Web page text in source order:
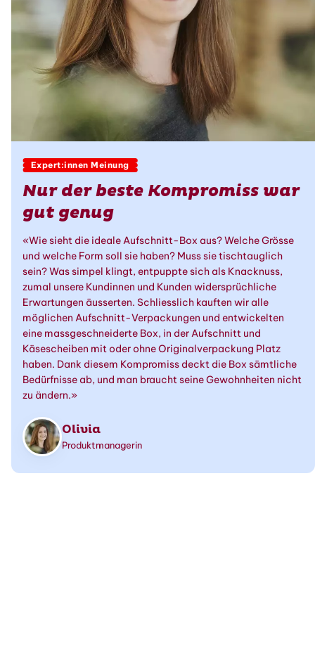
Expert:innen Meinung
Nur der beste Kompromiss war
gut genug
«Wie sieht die ideale Aufschnitt-Box aus? Welche Grösse
und welche Form soll sie haben? Muss sie tischtauglich
sein? Was simpel klingt, entpuppte sich als Knacknuss,
zumal unsere Kundinnen und Kunden widersprüchliche
Erwartungen äusserten. Schliesslich kauften wir alle
möglichen Aufschnitt-Verpackungen und entwickelten
eine massgeschneiderte Box, in der Aufschnitt und
Käsescheiben mit oder ohne Originalverpackung Platz
haben. Dank diesem Kompromiss deckt die Box sämtliche
Bedürfnisse ab, und man braucht seine Gewohnheiten nicht
zu ändern.»
Olivia
Produktmanagerin